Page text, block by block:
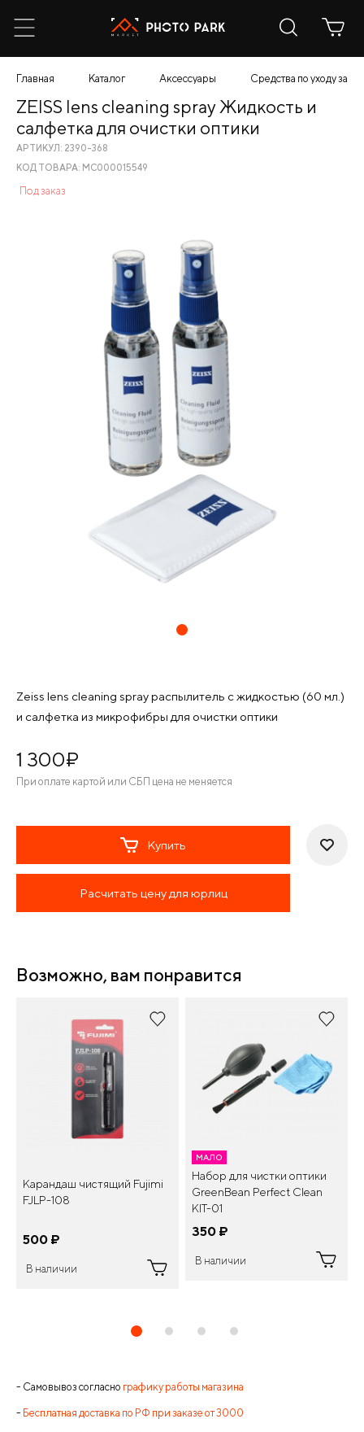
Главная Каталог Аксессуары Средства по уходу за
Zeiss lens cleaning spray распылитель с жидкостью (60 мл.)
и салфетка из микрофибры для очистки оптики
1 300¤
При оплате картой или СБП цена не меняется
Купить
Расчитать цену для юрлиц
Возможно, вам понравится
Карандаш чистящий Fujimi
FJLP-108
500 ¤
В наличии
МАЛО
Набор для чистки оптики
GreenBean Perfect Clean
KIT-01
350 ¤
В наличии
- Самовывоз согласно графику работы магазина
- Бесплатная доставка по РФ при заказе от 3000
ZEISS lens cleaning spray Жидкость и
салфетка для очистки оптики
АРТИКУЛ: 2390-368
КОД ТОВАРА: МС000015549
Под заказ